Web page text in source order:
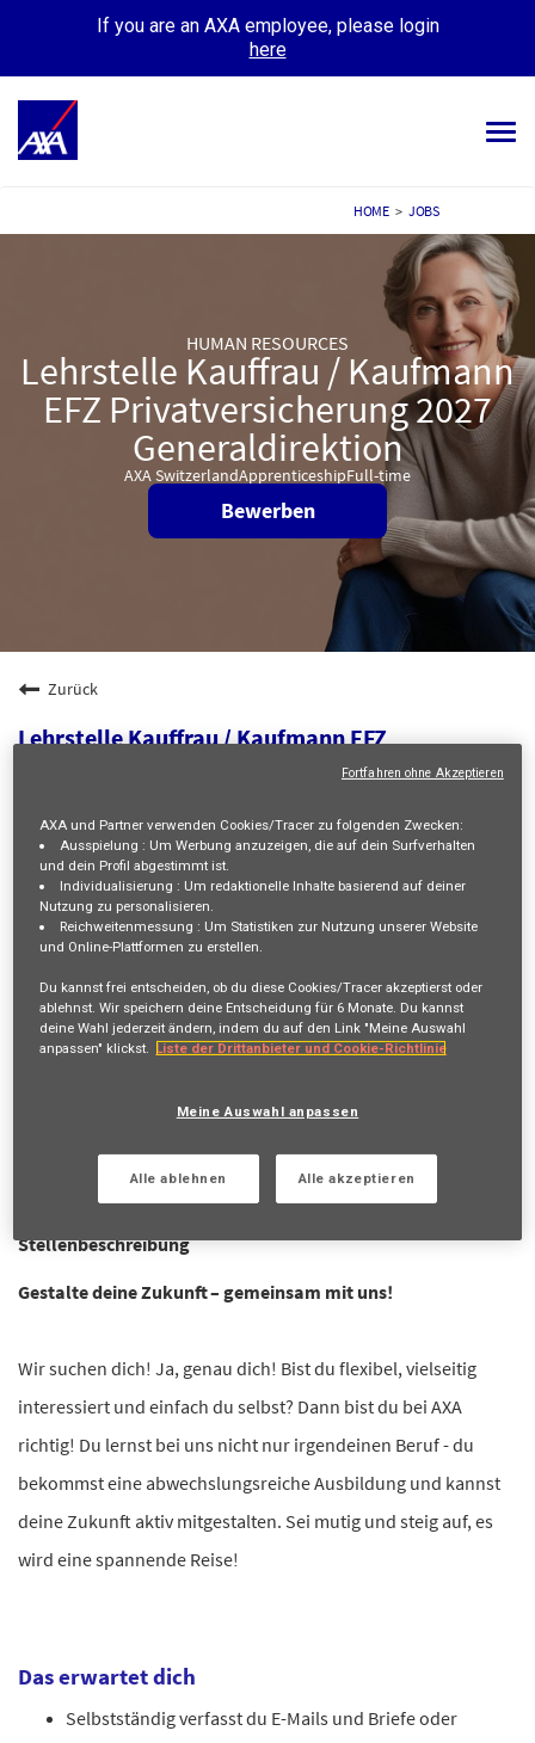
If you are an AXA employee, please login
here
MEET OUR PEOPLE
MY APPLICATIONS MY PROFILE
HOME > JOBS
HUMAN RESOURCES
Lehrstelle Kauffrau / Kaufmann
EFZ Privatversicherung 2027
Generaldirektion
AXA SwitzerlandApprenticeshipFull-time
Bewerben
Zurück
Lehrstelle Kauffrau / Kaufmann EFZ
Privatversicherung 2027 Generaldirektion
HUMAN RESOURCES
23527
No Level
Stefanie FASCIATI
mail_outline
Erhalte zukünftige Jobangebote, die mit deiner Suche
Stellenbeschreibung
Gestalte deine Zukunft – gemeinsam mit uns!
Wir suchen dich! Ja, genau dich! Bist du flexibel, vielseitig
interessiert und einfach du selbst? Dann bist du bei AXA
richtig! Du lernst bei uns nicht nur irgendeinen Beruf - du
bekommst eine abwechslungsreiche Ausbildung und kannst
deine Zukunft aktiv mitgestalten. Sei mutig und steig auf, es
wird eine spannende Reise!
Das erwartet dich
Selbstständig verfasst du E-Mails und Briefe oder
AXA und Partner verwenden Cookies/Tracer zu folgenden Zwecken:
Ausspielung : Um Werbung anzuzeigen, die auf dein Surfverhalten
und dein Profil abgestimmt ist.
Individualisierung : Um redaktionelle Inhalte basierend auf deiner
Nutzung zu personalisieren.
Reichweitenmessung : Um Statistiken zur Nutzung unserer Website
und Online-Plattformen zu erstellen.
Du kannst frei entscheiden, ob du diese Cookies/Tracer akzeptierst oder
ablehnst. Wir speichern deine Entscheidung für 6 Monate. Du kannst
deine Wahl jederzeit ändern, indem du auf den Link "Meine Auswahl
anpassen" klickst. Liste der Drittanbieter und Cookie-Richtlinie
Meine Auswahl anpassen
Alle ablehnen Alle akzeptieren
Fortfahren ohne Akzeptieren